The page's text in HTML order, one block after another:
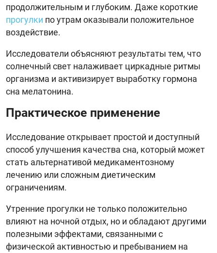
продолжительным и глубоким. Даже короткие
прогулки по утрам оказывали положительное
воздействие.
Исследователи объясняют результаты тем, что
солнечный свет налаживает циркадные ритмы
организма и активизирует выработку гормона
сна мелатонина.
Практическое применение
Исследование открывает простой и доступный
способ улучшения качества сна, который может
стать альтернативой медикаментозному
лечению или сложным диетическим
ограничениям.
Утренние прогулки не только положительно
влияют на ночной отдых, но и обладают другими
полезными эффектами, связанными с
физической активностью и пребыванием на